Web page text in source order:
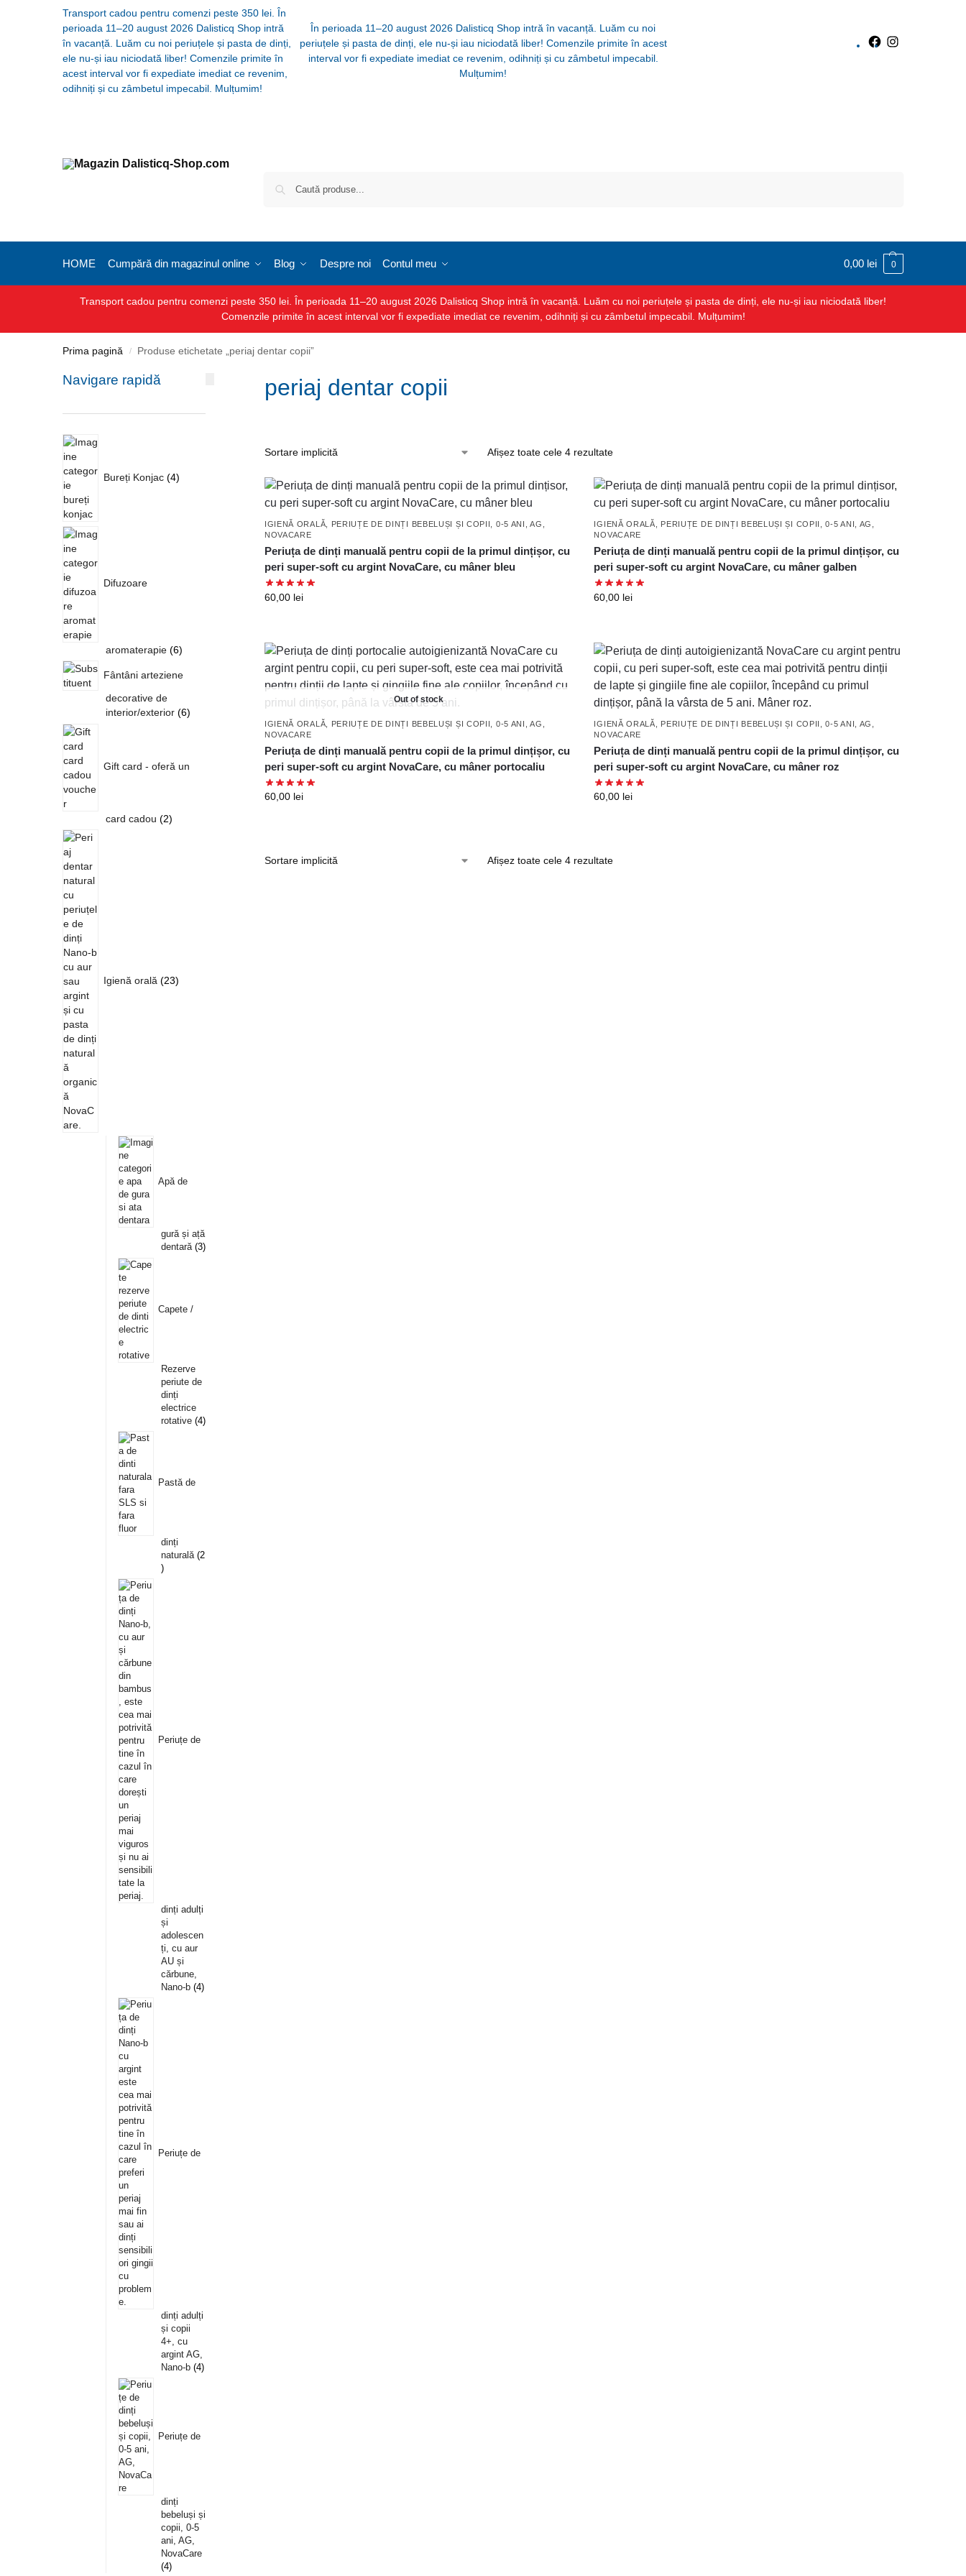
Transport cadou pentru comenzi peste 350 lei. În
perioada 11–20 august 2026 Dalisticq Shop intră
în vacanță. Luăm cu noi periuțele și pasta de dinți,
ele nu-și iau niciodată liber! Comenzile primite în
acest interval vor fi expediate imediat ce revenim,
odihniți și cu zâmbetul impecabil. Mulțumim!
În perioada 11–20 august 2026 Dalisticq Shop intră în vacanță. Luăm cu noi
periuțele și pasta de dinți, ele nu-și iau niciodată liber! Comenzile primite în acest
interval vor fi expediate imediat ce revenim, odihniți și cu zâmbetul impecabil.
Mulțumim!
HOME Cumpără din magazinul online Blog Despre noi Contul meu 0,00 lei 0
Transport cadou pentru comenzi peste 350 lei. În perioada 11–20 august 2026 Dalisticq Shop intră în vacanță. Luăm cu noi periuțele și pasta de dinți, ele nu-și iau niciodată liber!
Comenzile primite în acest interval vor fi expediate imediat ce revenim, odihniți și cu zâmbetul impecabil. Mulțumim!
Prima pagină / Produse etichetate „periaj dentar copii”
periaj dentar copii
Afișez toate cele 4 rezultate
IGIENĂ ORALĂ
PERIUȚE DE DINȚI BEBELUȘI ȘI COPII, 0-5 ANI, AG,
NOVACARE
Periuța de dinți manuală pentru copii de la primul dințișor, cu
peri super-soft cu argint NovaCare, cu mâner bleu
60,00 lei
IGIENĂ ORALĂ
PERIUȚE DE DINȚI BEBELUȘI ȘI COPII, 0-5 ANI, AG,
NOVACARE
Periuța de dinți manuală pentru copii de la primul dințișor, cu
peri super-soft cu argint NovaCare, cu mâner galben
60,00 lei
Out of stock
IGIENĂ ORALĂ
PERIUȚE DE DINȚI BEBELUȘI ȘI COPII, 0-5 ANI, AG,
NOVACARE
Periuța de dinți manuală pentru copii de la primul dințișor, cu
peri super-soft cu argint NovaCare, cu mâner portocaliu
60,00 lei
IGIENĂ ORALĂ
PERIUȚE DE DINȚI BEBELUȘI ȘI COPII, 0-5 ANI, AG,
NOVACARE
Periuța de dinți manuală pentru copii de la primul dințișor, cu
peri super-soft cu argint NovaCare, cu mâner roz
60,00 lei
Afișez toate cele 4 rezultate
Navigare rapidă
Bureți Konjac 4
Difuzoare
aromaterapie 6
Fântâni arteziene
decorative de
interior/exterior 6
Gift card - oferă un
card cadou 2
Igienă orală 23
Apă de
gură și ață
dentară 3
Capete /
Rezerve
periute de
dinți
electrice
rotative 4
Pastă de
dinți
naturală 2
Periuțe de
dinți adulți
și
adolescen
ți, cu aur
AU și
cărbune,
Nano-b 4
Periuțe de
dinți adulți
și copii
4+, cu
argint AG,
Nano-b 4
Periuțe de
dinți
bebeluși și
copii, 0-5
ani, AG,
NovaCare
4